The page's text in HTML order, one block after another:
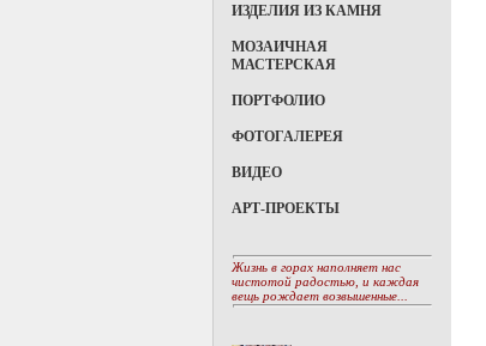
ИЗДЕЛИЯ ИЗ КАМНЯ
МОЗАИЧНАЯ
МАСТЕРСКАЯ
ПОРТФОЛИО
ФОТОГАЛЕРЕЯ
ВИДЕО
АРТ-ПРОЕКТЫ
Жизнь в горах наполняет нас
чистотой радостью, и каждая
вещь рождает возвышенные...